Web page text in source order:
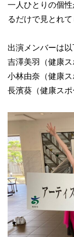
一人ひとりの個
るだけで見とれ
出演メンバーは以
吉澤美羽（健康ス
小林由奈（健康ス
長濱葵（健康スポ